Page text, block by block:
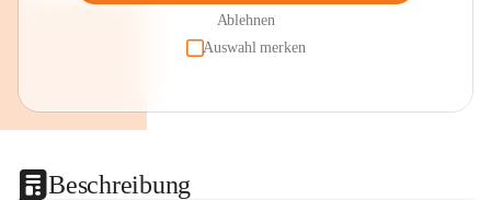
Ablehnen
Auswahl merken
Beschreibung